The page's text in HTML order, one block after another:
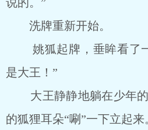
洗牌重新开始。
姚狐起牌，垂眸看了一
是大王！”
大王静静地躺在少年的
的狐狸耳朵“唰”一下立起来